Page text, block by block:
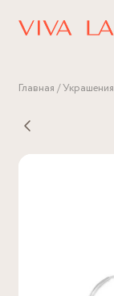
Главная Украшения